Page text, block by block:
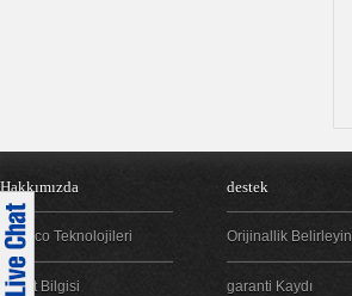
Hakkımızda
Sepaco Teknolojileri
Şirket Bilgisi
destek
Orijinallik Belirleyin
garanti Kaydı